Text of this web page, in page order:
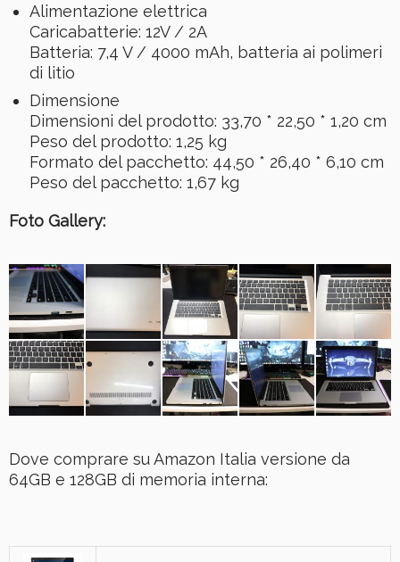
Alimentazione elettrica
Caricabatterie: 12V / 2A
Batteria: 7,4 V / 4000 mAh, batteria ai polimeri
di litio
Dimensione
Dimensioni del prodotto: 33,70 * 22,50 * 1,20 cm
Peso del prodotto: 1,25 kg
Formato del pacchetto: 44,50 * 26,40 * 6,10 cm
Peso del pacchetto: 1,67 kg
Foto Gallery:
Dove comprare su Amazon Italia versione da
64GB e 128GB di memoria interna: